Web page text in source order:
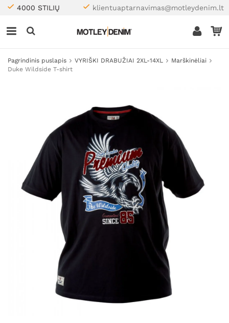
4000 STILIŲ klientuaptarnavimas@motleydenim.lt
Pagrindinis puslapis VYRIŠKI DRABUŽIAI 2XL-14XL
Marškinėliai
Duke Wildside T-shirt